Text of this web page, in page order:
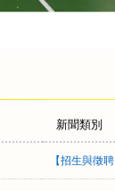
新聞類別
【招生與徵聘